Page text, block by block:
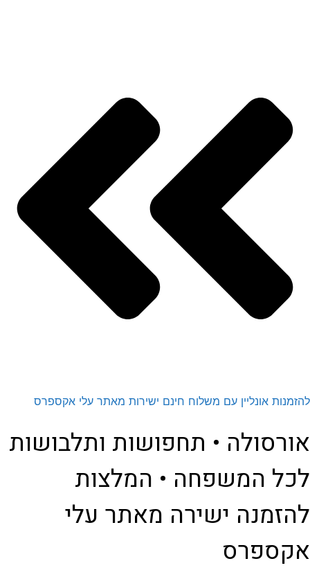
להזמנות אונליין עם משלוח חינם ישירות מאתר עלי אקספרס
אורסולה • תחפושות ותלבושות
לכל המשפחה • המלצות
להזמנה ישירה מאתר עלי
אקספרס